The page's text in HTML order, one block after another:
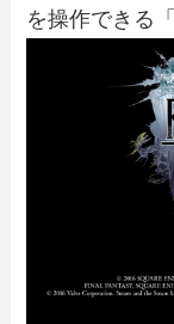
を操作できる